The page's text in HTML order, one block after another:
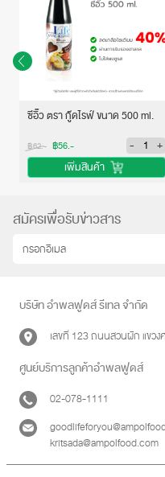
ซีอิ๊ว ตรา กู๊ดไรฟ์ ขนาด 500 ml.
฿62.- ฿56.- -
+
เพิ่มสินค้า
สมัครเพื่อรับข่าวสาร
บริษัท อำพลฟูดส์ รีเทล จำกัด
เลขที่ 123 ถนนสวนผัก แขว
ศูนย์บริการลูกค้าอำพลฟูดส์
02-078-1111
kritsada@ampolfood.com